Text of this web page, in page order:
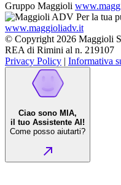
Gruppo Maggioli
Per la tua
www.maggioliadv.it
© Copyright 2026 Maggioli
REA di Rimini al n. 219107
Privacy Policy | Informativa
Ciao sono MIA,
il tuo Assistente AI!
Come posso aiutarti?